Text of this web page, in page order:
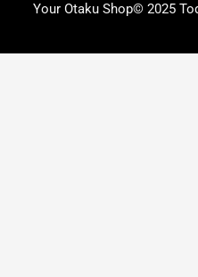
Your Otaku Shop© 2025